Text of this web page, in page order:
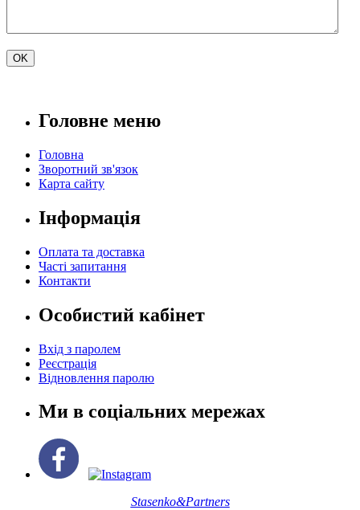
Головне меню
Головна
Зворотний зв'язок
Карта сайту
Інформація
Оплата та доставка
Часті запитання
Контакти
Особистий кабінет
Вхід з паролем
Реєстрація
Відновлення паролю
Ми в соціальних мережах
Stasenko&Partners